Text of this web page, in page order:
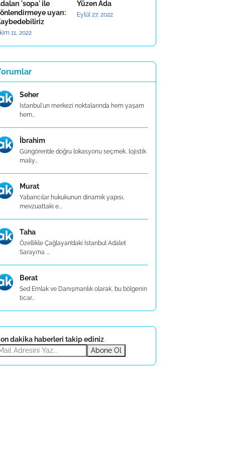
'sopa' ile
uyarı:
11, 2022
Yüzen Ada
Eylül 27, 2022
Seher
İstanbul'un merkezi noktalarında hem yaşam
hem...
İbrahim
Güngören’de doğru lokasyonu seçmek, lojistik
maliy...
Murat
Yabancılar hukukunun dinamik yapısı,
mevzuattaki e...
Taha
Özellikle Çağlayan’daki İstanbul Adalet
Sarayı’na ...
Berat
Sed Emlak ve Danışmanlık olarak, bu bölgenin
ticar...
dakika haberleri takip ediniz.
Abone Ol